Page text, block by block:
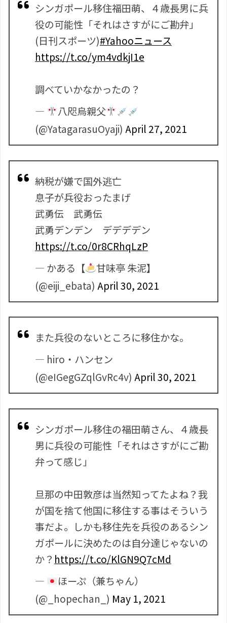
シンガポール移住福田萌、４歳長男に兵
役の可能性「それはさすがにご勘弁」
(日刊スポーツ)#Yahooニュース
https://t.co/ym4vdkjI1e
調べていかなかったの？
—
八咫烏親父
(@YatagarasuOyaji) April 27, 2021
納税が嫌で国外逃亡
息子が兵役おったまげ
武勇伝 武勇伝
武勇デンデン デデデデン
https://t.co/0r8CRhqLzP
— かある【
甘味亭 朱泥】
(@eiji_ebata) April 30, 2021
また兵役のないところに移住かな。
— hiro・ハンセン
(@eIGegGZqlGvRc4v) April 30, 2021
シンガポール移住の福田萌さん、４歳長
男に兵役の可能性「それはさすがにご勘
弁って感じ」
旦那の中田敦彦は当然知ってたよね？我
が国を捨て他国に移住する事はそういう
事だよ。しかも移住先を兵役のあるシン
ガポールに決めたのは自分達じゃないの
か？ https://t.co/KlGN9Q7cMd
—
ほーぷ（兼ちゃん）
(@_hopechan_) May 1, 2021